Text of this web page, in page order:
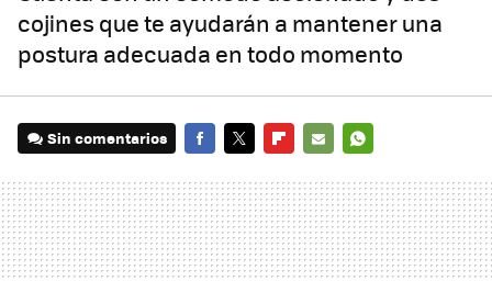
cojines que te ayudarán a mantener una
postura adecuada en todo momento
Sin comentarios
MAIL